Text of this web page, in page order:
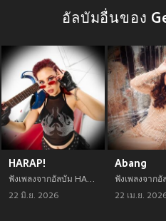
อัลบัมอื่นของ
HARAP!
ฟังเพลงจากอัลบัม HARAP! เพลงใหม่จาก Geca Morales อัพเดทเพลงใหม่ล่าสุดก่อนใคร ตลอดปี 2021
22 มิ.ย. 2026
Abang
22 เม.ย.